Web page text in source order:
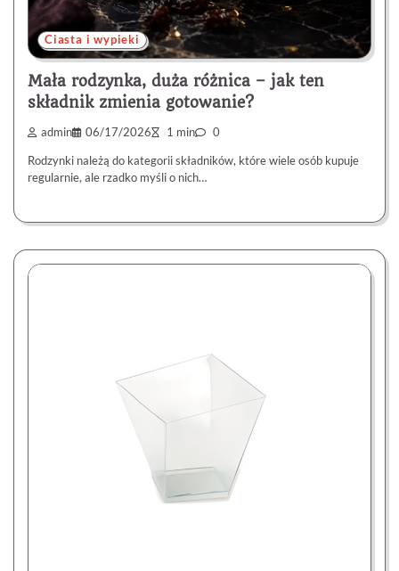
Ciasta i wypieki
Mała rodzynka, duża różnica – jak ten
składnik zmienia gotowanie?
admin 06/17/2026 1 min 0
Rodzynki należą do kategorii składników, które wiele osób kupuje
regularnie, ale rzadko myśli o nich…